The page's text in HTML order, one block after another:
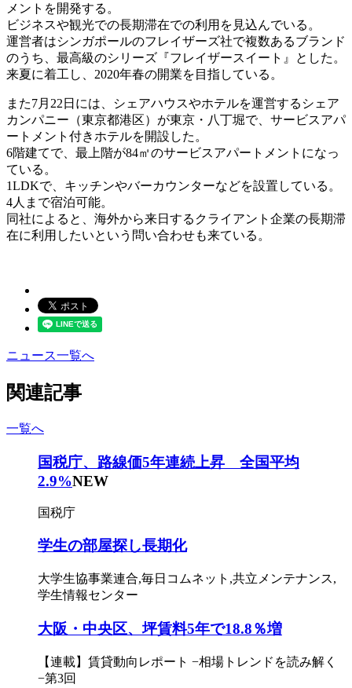
メントを開発する。
ビジネスや観光での長期滞在での利用を見込んでいる。
運営者はシンガポールのフレイザーズ社で複数あるブランド
のうち、最高級のシリーズ『フレイザースイート』とした。
来夏に着工し、2020年春の開業を目指している。
また7月22日には、シェアハウスやホテルを運営するシェア
カンパニー（東京都港区）が東京・八丁堀で、サービスアパ
ートメント付きホテルを開設した。
6階建てで、最上階が84㎡のサービスアパートメントになっ
ている。
1LDKで、キッチンやバーカウンターなどを設置している。
4人まで宿泊可能。
同社によると、海外から来日するクライアント企業の長期滞
在に利用したいという問い合わせも来ている。
ニュース一覧へ
関連記事
一覧へ
国税庁、路線価5年連続上昇 全国平均
2.9%NEW
国税庁
学生の部屋探し長期化
大学生協事業連合,毎日コムネット,共立メンテナンス,
学生情報センター
大阪・中央区、坪賃料5年で18.8％増
【連載】賃貸動向レポート −相場トレンドを読み解く
−第3回